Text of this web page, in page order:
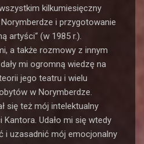
kilkumiesięczny
i przygotowanie
artyści“ (w 1985 r.).
a także rozmowy z innym
mi ogromną wiedzę na
jego teatru i wielu
w Norymberdze.
się też mój intelektualny
Udało mi się wtedy
i uzasadnić mój emocjonalny